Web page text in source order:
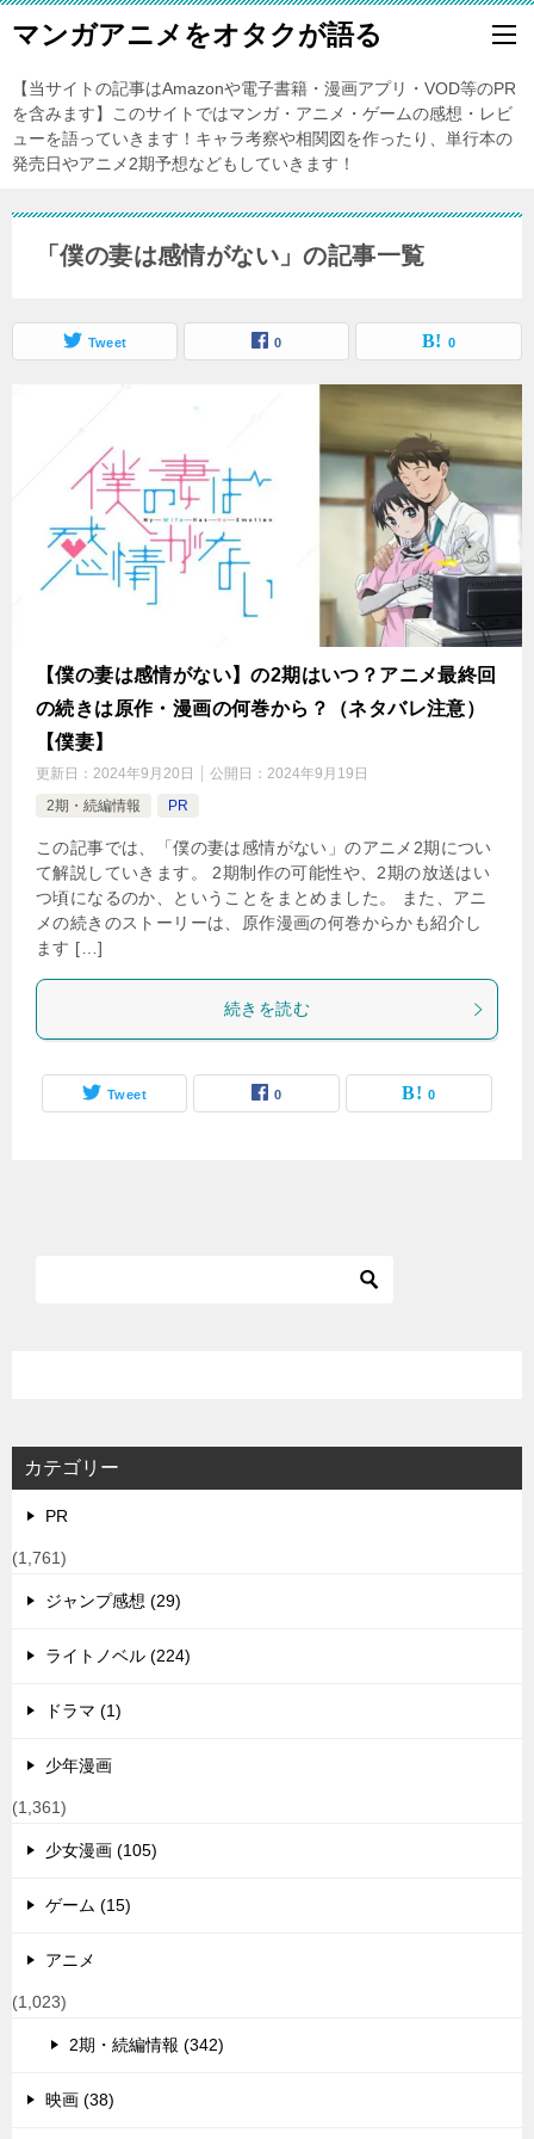
マンガアニメをオタクが語る
【当サイトの記事はAmazonや電子書籍・漫画アプリ・VOD等のPR
を含みます】このサイトではマンガ・アニメ・ゲームの感想・レビ
ューを語っていきます！キャラ考察や相関図を作ったり、単行本の
発売日やアニメ2期予想などもしていきます！
「僕の妻は感情がない」の記事一覧
Tweet 0 0
【僕の妻は感情がない】の2期はいつ？アニメ最終回
の続きは原作・漫画の何巻から？（ネタバレ注意）
【僕妻】
更新日： 2024年9月20日 公開日： 2024年9月19日
2期・続編情報
PR
この記事では、「僕の妻は感情がない」のアニメ2期につい
て解説していきます。 2期制作の可能性や、2期の放送はい
つ頃になるのか、ということをまとめました。 また、アニ
メの続きのストーリーは、原作漫画の何巻からかも紹介し
ます […]
続きを読む
Tweet 0 0
カテゴリー
PR
(1,761)
ジャンプ感想 (29)
ライトノベル (224)
ドラマ (1)
少年漫画
(1,361)
少女漫画 (105)
ゲーム (15)
アニメ
(1,023)
2期・続編情報 (342)
映画 (38)